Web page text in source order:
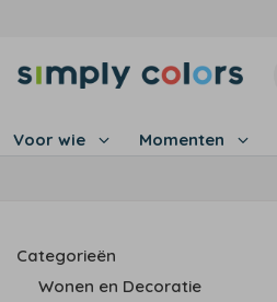
Voor wie Momenten
Categorieën
Wonen en Decoratie